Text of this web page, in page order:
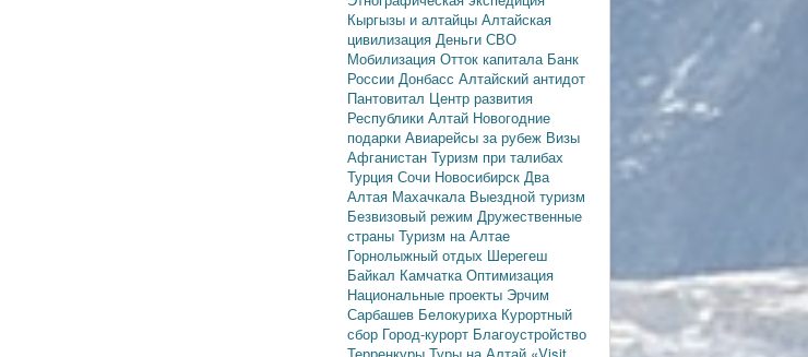
Кыргызы и алтайцы Алтайская
цивилизация Деньги СВО
Мобилизация Отток капитала Банк
России Донбасс Алтайский антидот
Пантовитал Центр развития
Республики Алтай Новогодние
подарки Авиарейсы за рубеж Визы
Афганистан Туризм при талибах
Турция Сочи Новосибирск Два
Алтая Махачкала Выездной туризм
Безвизовый режим Дружественные
страны Туризм на Алтае
Горнолыжный отдых Шерегеш
Байкал КамчаткаОптимизация
Национальные проекты Эрчим
Сарбашев Белокуриха Курортный
сбор Город-курорт Благоустройство